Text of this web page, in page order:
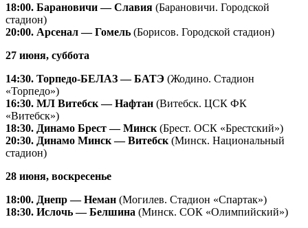
18:00. Барановичи — Славия (Барановичи. Городской
стадион)
20:00. Арсенал — Гомель (Борисов. Городской стадион)
27 июня, суббота
14:30. Торпедо-БЕЛАЗ — БАТЭ (Жодино. Стадион
«Торпедо»)
16:30. МЛ Витебск — Нафтан (Витебск. ЦСК ФК
«Витебск»)
18:30. Динамо Брест — Минск (Брест. ОСК «Брестский»)
20:30. Динамо Минск — Витебск (Минск. Национальный
стадион)
28 июня, воскресенье
18:00. Днепр — Неман (Могилев. Стадион «Спартак»)
18:30. Ислочь — Белшина (Минск. СОК «Олимпийский»)